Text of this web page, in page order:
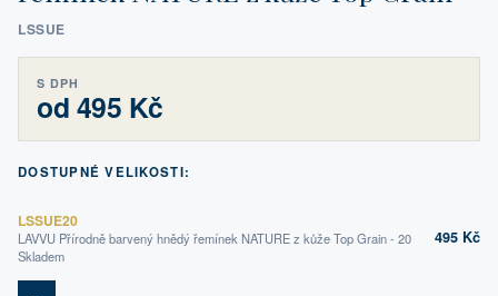
LSSUE
S DPH
od 495 Kč
DOSTUPNÉ VELIKOSTI:
LSSUE20
LAVVU Přírodně barvený hnědý řemínek NATURE z kůže Top Grain - 20
Skladem
495 Kč